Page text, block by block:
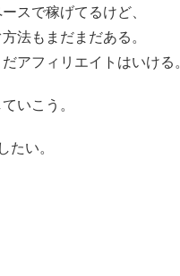
スで稼げてるけど、
法もまだまだある。
アフィリエイトはいける。
いこう。
い。